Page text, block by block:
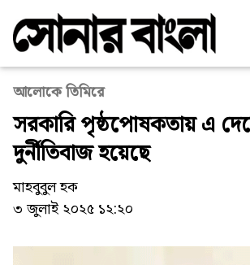
আলোকে তিমিরে
সরকারি পৃষ্ঠপোষকতায় এ
দুর্নীতিবাজ হয়েছে
মাহবুবুল হক
৩ জুলাই ২০২৫ ১২:২০